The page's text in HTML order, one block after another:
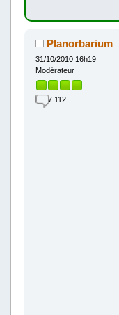
Planorbarium
31/10/2010 16h19
Modérateur
7 112